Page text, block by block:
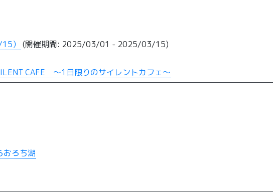
） (開催期間: 2025/03/01 - 2025/03/15)
CAFE ～1日限りのサイレントカフェ～
ろち湖